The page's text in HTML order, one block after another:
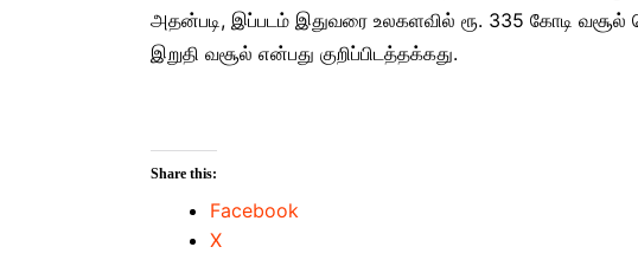
அதன்படி, இப்படம் இதுவரை உலகளவில் ரூ. 335 கோடி வசூல்
இறுதி வசூல் என்பது குறிப்பிடத்தக்கது.
Share this:
Facebook
X